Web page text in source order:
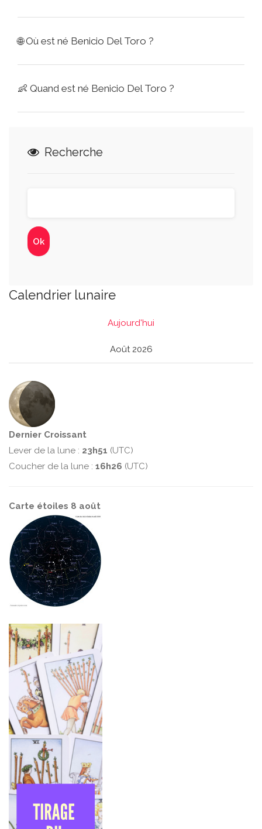
🌐Où est né Benicio Del Toro ?
👶 Quand est né Benicio Del Toro ?
Recherche
Calendrier lunaire
Aujourd'hui
Août 2026
Dernier Croissant
Lever de la lune : 23h51 (UTC)
Coucher de la lune : 16h26 (UTC)
Carte étoiles 8 août